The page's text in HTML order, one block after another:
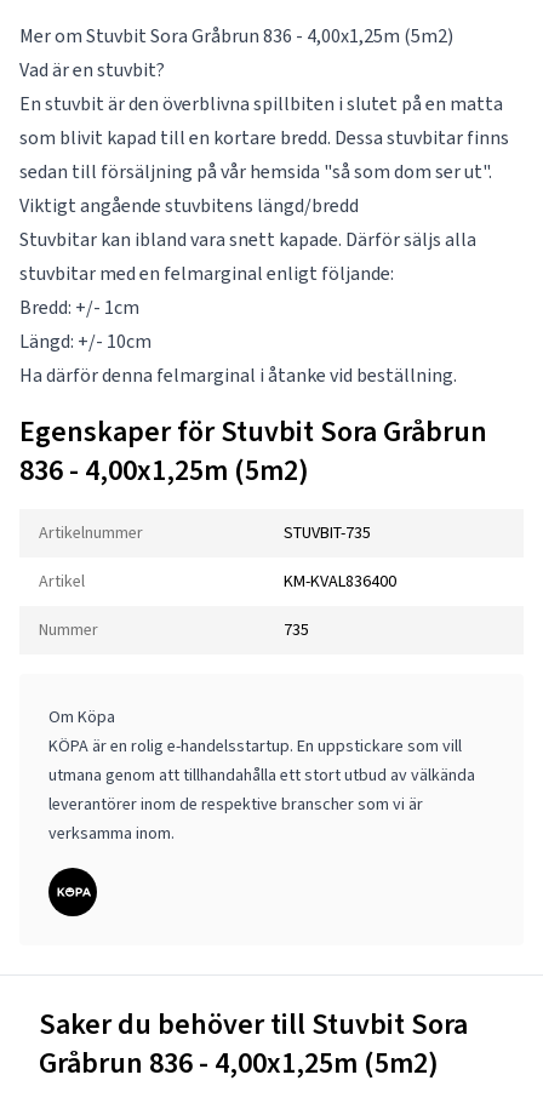
Mer om Stuvbit Sora Gråbrun 836 - 4,00x1,25m (5m2)
Vad är en stuvbit?
En stuvbit är den överblivna spillbiten i slutet på en matta
som blivit kapad till en kortare bredd. Dessa stuvbitar finns
sedan till försäljning på vår hemsida "så som dom ser ut".
Viktigt angående stuvbitens längd/bredd
Stuvbitar kan ibland vara snett kapade. Därför säljs alla
stuvbitar med en felmarginal enligt följande:
Bredd: +/- 1cm
Längd: +/- 10cm
Ha därför denna felmarginal i åtanke vid beställning.
Egenskaper för Stuvbit Sora Gråbrun
836 - 4,00x1,25m (5m2)
Artikelnummer STUVBIT-735
Artikel KM-KVAL836400
Nummer 735
Om Köpa
KÖPA är en rolig e-handelsstartup. En uppstickare som vill
utmana genom att tillhandahålla ett stort utbud av välkända
leverantörer inom de respektive branscher som vi är
verksamma inom.
Saker du behöver till Stuvbit Sora
Gråbrun 836 - 4,00x1,25m (5m2)